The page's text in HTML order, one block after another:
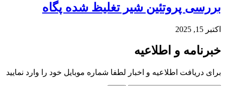
بررسی پروتئین شیر تغلیظ شده پگاه
اکتبر 15, 2025
خبرنامه و اطلاعیه
برای دریافت اطلاعیه و اخبار لطفا شماره موبایل خود را وارد نمایید